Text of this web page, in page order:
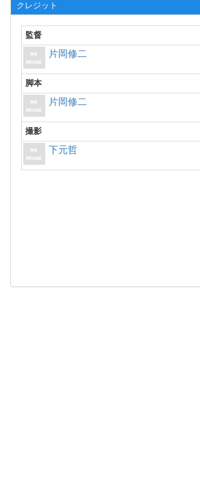
クレジット
監督
片岡修二
脚本
片岡修二
撮影
下元哲